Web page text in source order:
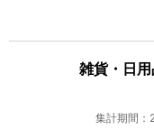
■返品の取扱条件／
輸送によるお礼の品
雑貨・日
集計期間：